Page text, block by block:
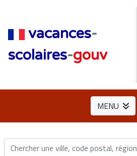
vacances-
scolaires-gouv
MENU